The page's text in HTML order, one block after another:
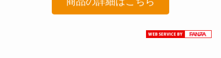
商品の詳細はこちら